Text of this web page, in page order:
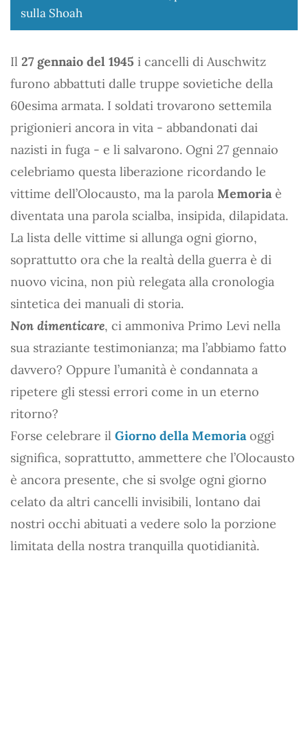
sulla Shoah
Il 27 gennaio del 1945 i cancelli di Auschwitz
furono abbattuti dalle truppe sovietiche della
60esima armata. I soldati trovarono settemila
prigionieri ancora in vita - abbandonati dai
nazisti in fuga - e li salvarono. Ogni 27 gennaio
celebriamo questa liberazione ricordando le
vittime dell’Olocausto, ma la parola Memoria è
diventata una parola scialba, insipida, dilapidata.
La lista delle vittime si allunga ogni giorno,
soprattutto ora che la realtà della guerra è di
nuovo vicina, non più relegata alla cronologia
sintetica dei manuali di storia.
Non dimenticare, ci ammoniva Primo Levi nella
sua straziante testimonianza; ma l’abbiamo fatto
davvero? Oppure l’umanità è condannata a
ripetere gli stessi errori come in un eterno
ritorno?
Forse celebrare il Giorno della Memoriaoggi
significa, soprattutto, ammettere che l’Olocausto
è ancora presente, che si svolge ogni giorno
celato da altri cancelli invisibili, lontano dai
nostri occhi abituati a vedere solo la porzione
limitata della nostra tranquilla quotidianità.